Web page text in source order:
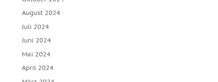
August 2024
Juli 2024
Juni 2024
Mai 2024
April 2024